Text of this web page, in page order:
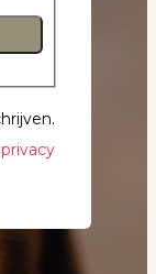
privacy